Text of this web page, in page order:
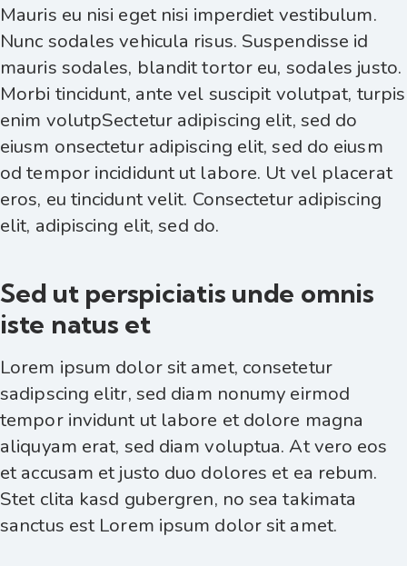
Mauris eu nisi eget nisi imperdiet vestibulum.
Nunc sodales vehicula risus. Suspendisse id
mauris sodales, blandit tortor eu, sodales justo.
Morbi tincidunt, ante vel suscipit volutpat, turpis
enim volutpSectetur adipiscing elit, sed do
eiusm onsectetur adipiscing elit, sed do eiusm
od tempor incididunt ut labore. Ut vel placerat
eros, eu tincidunt velit. Consectetur adipiscing
elit, adipiscing elit, sed do.
Sed ut perspiciatis unde omnis
iste natus et
Lorem ipsum dolor sit amet, consetetur
sadipscing elitr, sed diam nonumy eirmod
tempor invidunt ut labore et dolore magna
aliquyam erat, sed diam voluptua. At vero eos
et accusam et justo duo dolores et ea rebum.
Stet clita kasd gubergren, no sea takimata
sanctus est Lorem ipsum dolor sit amet.